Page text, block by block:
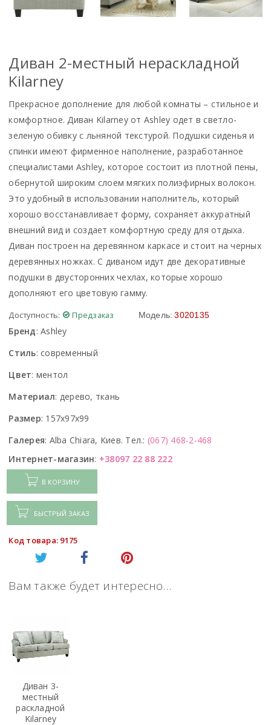
Диван 2-местный нераскладной
Kilarney
Прекрасное дополнение для любой комнаты – стильное и
комфортное. Диван Kilarney от Ashley одет в светло-
зеленую обивку с льняной текстурой. Подушки сиденья и
спинки имеют фирменное наполнение, разработанное
специалистами Ashley, которое состоит из плотной пены,
обернутой широким слоем мягких полиэфирных волокон.
Это удобный в использовании наполнитель, который
хорошо восстанавливает форму, сохраняет аккуратный
внешний вид и создает комфортную среду для отдыха.
Диван построен на деревянном каркасе и стоит на черных
деревянных ножках. С диваном идут две декоративные
подушки в двусторонних чехлах, которые хорошо
дополняют его цветовую гамму.
Доступность: Предзаказ Модель: 3020135
Бренд:Ashley
Стиль: современный
Цвет: ментол
Материал: дерево, ткань
Размер: 157x97x99
Галерея: Alba Chiara, Киев. Тел.: (067) 468-2-468
Интернет-магазин: +38097 22 88 222
В КОРЗИНУ
БЫСТРЫЙ ЗАКАЗ
Код товара: 9175
Вам также будет интересно…
Диван 3-
местный
раскладной
Kilarney